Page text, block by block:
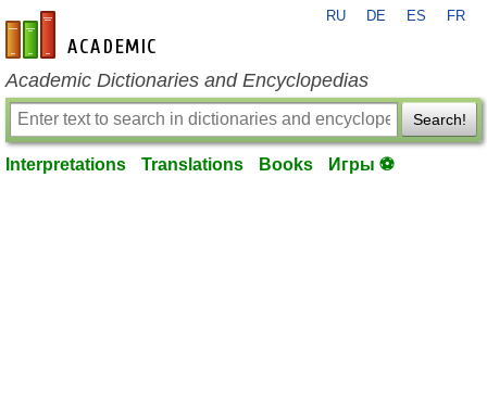
en-academic.com
RU DE ES FR
Academic Dictionaries and Encyclopedias
Search!
Interpretations Translations Books Игры ⚽